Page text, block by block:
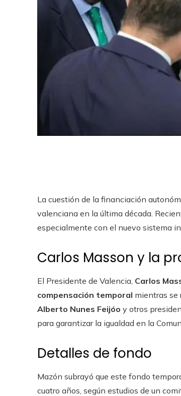
La cuestión de la financiación
valenciana en la última década.
especialmente con el nuevo sistema
Carlos Masson y la
El Presidente de Valencia, Carlos
compensación temporal mientras se
Alberto Nunes Feijóo y otros
para garantizar la igualdad en la
Detalles de fondo
Mazón subrayó que este fondo
cuatro años, según estudios de un